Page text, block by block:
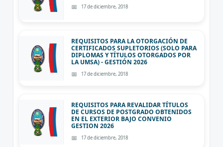
17 de diciembre, 2018
REQUISITOS PARA LA OTORGACIÓN DE
CERTIFICADOS SUPLETORIOS (SOLO PARA
DIPLOMAS Y TÍTULOS OTORGADOS POR
LA UMSA) - GESTIÓN 2026
17 de diciembre, 2018
REQUISITOS PARA REVALIDAR TÍTULOS
DE CURSOS DE POSTGRADO OBTENIDOS
EN EL EXTERIOR BAJO CONVENIO
GESTION 2026
17 de diciembre, 2018